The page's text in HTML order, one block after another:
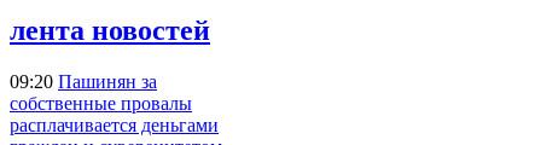
лента новостей
09:20 Пашинян за
собственные провалы
расплачивается деньгами